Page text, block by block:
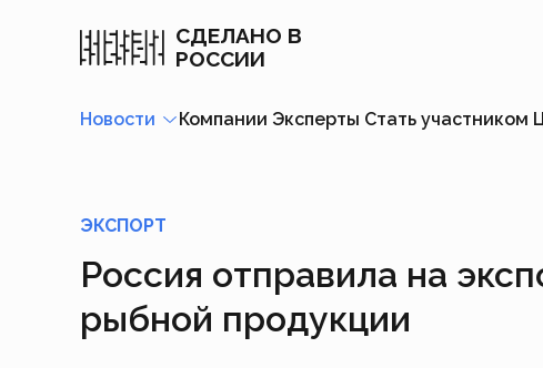
СДЕЛАНО В
РОССИИ
Новости Компании Эксперты Стать участником
ЭКСПОРТ
Россия отправила на
рыбной продукции